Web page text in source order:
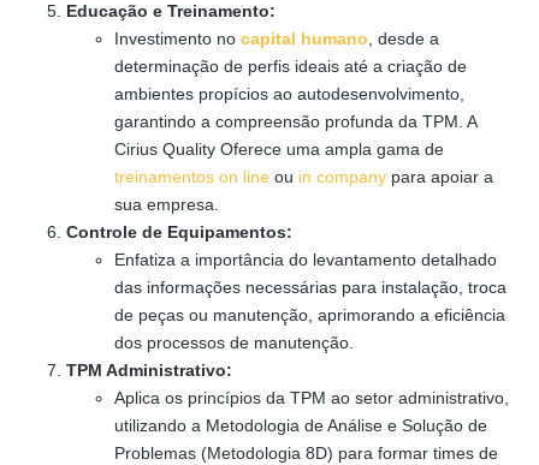
Educação e Treinamento:
Investimento no capital humano , desde a
determinação de perfis ideais até a criação de
ambientes propícios ao autodesenvolvimento,
garantindo a compreensão profunda da TPM. A
Cirius Quality Oferece uma ampla gama de
treinamentos on line ou in company para apoiar a
sua empresa.
Controle de Equipamentos:
Enfatiza a importância do levantamento detalhado
das informações necessárias para instalação, troca
de peças ou manutenção, aprimorando a eficiência
dos processos de manutenção.
TPM Administrativo:
Aplica os princípios da TPM ao setor administrativo,
utilizando a Metodologia de Análise e Solução de
Problemas (Metodologia 8D) para formar times de